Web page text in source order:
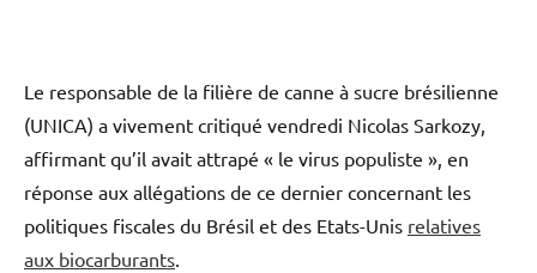
Le responsable de la filière de canne à sucre brésilienne
(UNICA) a vivement critiqué vendredi Nicolas Sarkozy,
affirmant qu’il avait attrapé « le virus populiste », en
réponse aux allégations de ce dernier concernant les
politiques fiscales du Brésil et des Etats-Unis relatives
aux biocarburants.